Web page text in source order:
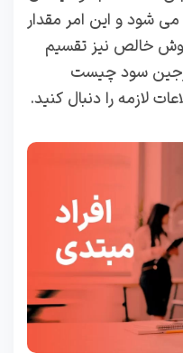
شود و این امر مقدار
خالص نیز تقسیم
سود چیست
لازمه را دنبال کنید.